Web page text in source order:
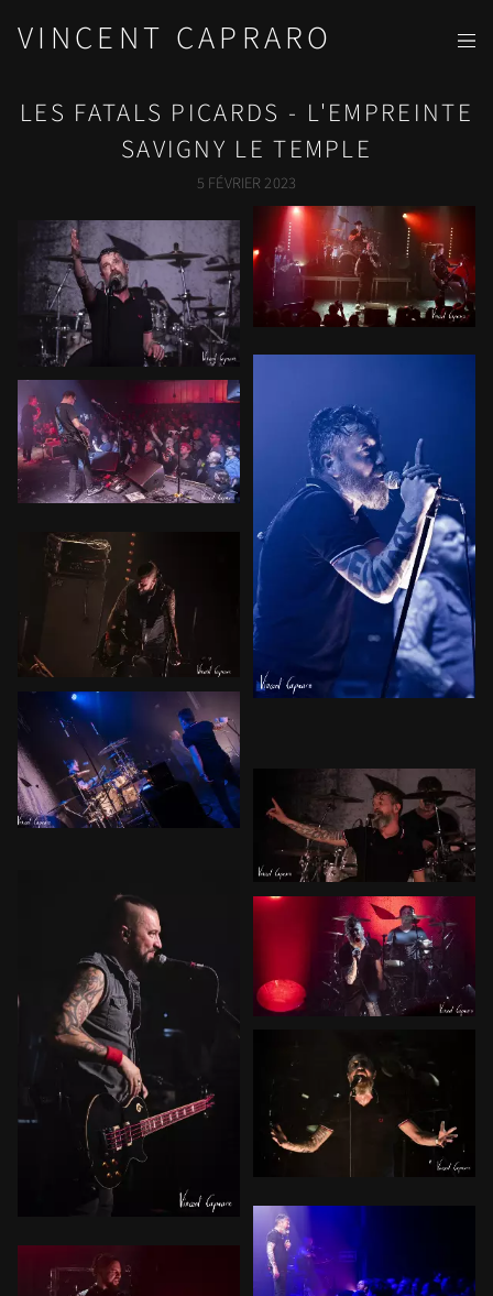
VINCENT CAPRARO
LES FATALS PICARDS - L'EMPREINTE
SAVIGNY LE TEMPLE
5 FÉVRIER 2023